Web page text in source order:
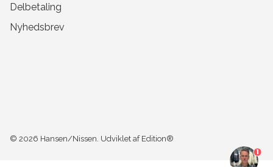
Delbetaling
Nyhedsbrev
© 2026 Hansen/Nissen Udviklet af Edition®
1